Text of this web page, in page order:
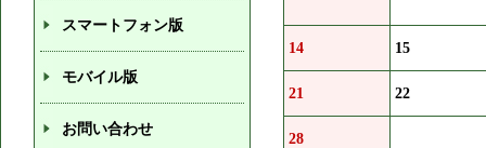
14 15
21 22
28
スマートフォン版
モバイル版
お問い合わせ